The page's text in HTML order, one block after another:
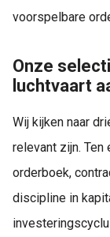
voorspelbare
Onze
luchtvaart
Wij kijken naar
relevant zijn.
orderboek,
discipline in